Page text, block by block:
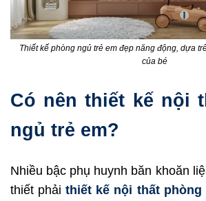
Thiết kế phòng ngủ trẻ em đẹp năng động, dựa
của bé
Có nên thiết kế nội
ngủ trẻ em?
Nhiều bậc phụ huynh băn khoăn
thiết phảithiết kế nội thất phòng